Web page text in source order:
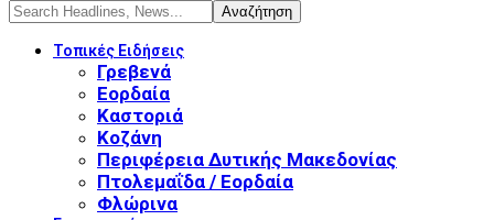
Τοπικές Ειδήσεις
Γρεβενά
Εορδαία
Καστοριά
Κοζάνη
Περιφέρεια Δυτικής Μακεδονίας
Πτολεμαΐδα / Εορδαία
Φλώρινα